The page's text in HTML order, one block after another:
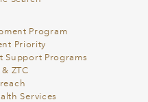
Program
Priority
Support Programs
& ZTC
Services